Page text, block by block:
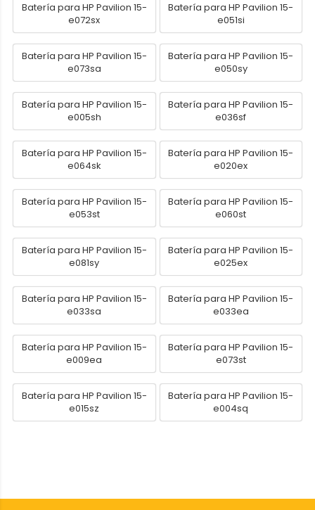
Batería para HP Pavilion 15-
e072sx
Batería para HP Pavilion 15-
e051si
Batería para HP Pavilion 15-
e073sa
Batería para HP Pavilion 15-
e050sy
Batería para HP Pavilion 15-
e005sh
Batería para HP Pavilion 15-
e036sf
Batería para HP Pavilion 15-
e064sk
Batería para HP Pavilion 15-
e020ex
Batería para HP Pavilion 15-
e053st
Batería para HP Pavilion 15-
e060st
Batería para HP Pavilion 15-
e081sy
Batería para HP Pavilion 15-
e025ex
Batería para HP Pavilion 15-
e033sa
Batería para HP Pavilion 15-
e033ea
Batería para HP Pavilion 15-
e009ea
Batería para HP Pavilion 15-
e073st
Batería para HP Pavilion 15-
e015sz
Batería para HP Pavilion 15-
e004sq